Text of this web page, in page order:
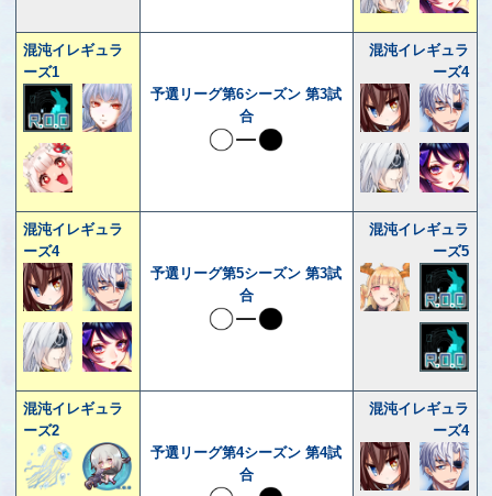
混沌イレギュラ
ーズ1
予選リーグ第6シーズン 第3試
合
混沌イレギュラ
ーズ4
混沌イレギュラ
ーズ4
予選リーグ第5シーズン 第3試
合
混沌イレギュラ
ーズ5
混沌イレギュラ
ーズ2
予選リーグ第4シーズン 第4試
合
混沌イレギュラ
ーズ4